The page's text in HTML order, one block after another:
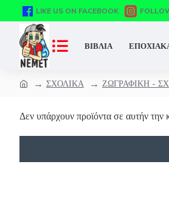
LIKE US ON FACEBOOK
ΒΙΒΛΙΑ
ΣΧΟΛΙΚΑ ΖΩΓΡΑΦΙΚΗ -
Δεν υπάρχουν προϊόντα σε αυτήν την